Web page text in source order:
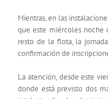
Mientras, en las
que este miércoles noche
resto de la flota, la
confirmación de
La atención, desde este
donde está previsto dos